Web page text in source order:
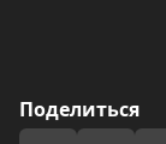
Поделиться